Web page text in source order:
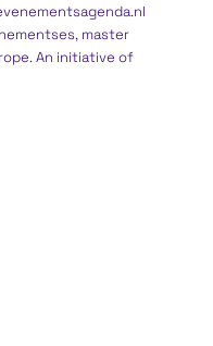
master
An initiative of